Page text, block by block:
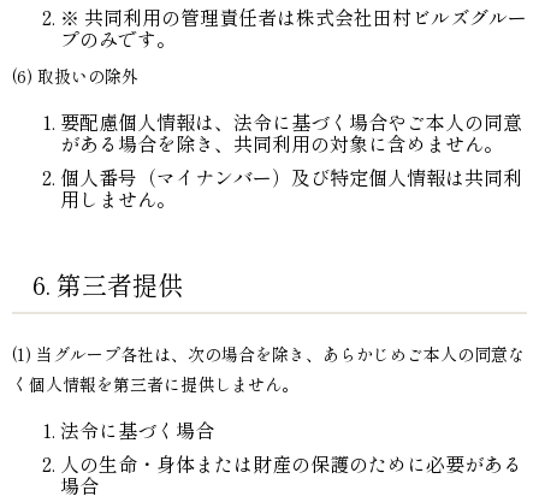
※ 共同利用の管理責任者は株式会社田村ビルズグルー
プのみです。
(6) 取扱いの除外
要配慮個人情報は、法令に基づく場合やご本人の同意
がある場合を除き、共同利用の対象に含めません。
個人番号（マイナンバー）及び特定個人情報は共同利
用しません。
6. 第三者提供
(1) 当グループ各社は、次の場合を除き、あらかじめご本人の同意な
く個人情報を第三者に提供しません。
法令に基づく場合
人の生命・身体または財産の保護のために必要がある
場合